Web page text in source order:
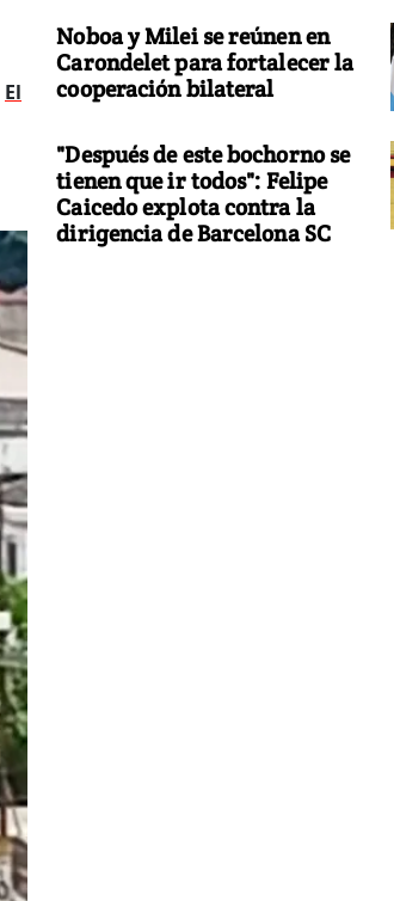
El
Noboa y Milei se reúnen en
Carondelet para fortalecer la
cooperación bilateral
"Después de este bochorno se
tienen que ir todos": Felipe
Caicedo explota contra la
dirigencia de Barcelona SC